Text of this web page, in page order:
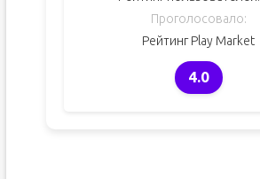
Проголосовало:
Рейтинг Play Market
4.0